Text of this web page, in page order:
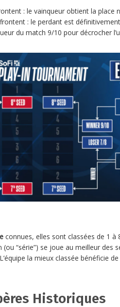
: le vainqueur obtient la place
: le perdant est
du match 9/10 pour décrocher
connues, elles sont classées de 1
“série”) se joue au meilleur des
la mieux classée bénéficie
Historiques